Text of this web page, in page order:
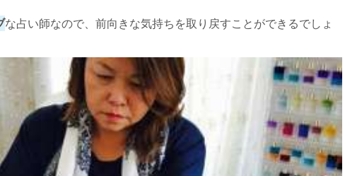
な占い師なので、前向きな気持ちを取り戻すことができるでしょ